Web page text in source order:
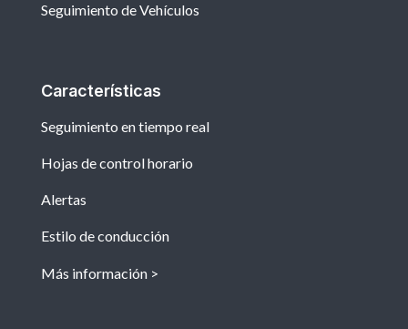
Seguimiento de Vehículos
Características
Seguimiento en tiempo real
Hojas de control horario
Alertas
Estilo de conducción
Más información